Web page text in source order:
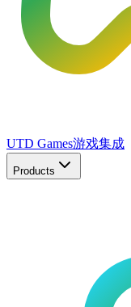
UTD Games游戏集成
Products